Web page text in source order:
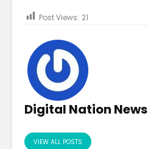
Post Views: 21
Digital Nation News
VIEW ALL POSTS